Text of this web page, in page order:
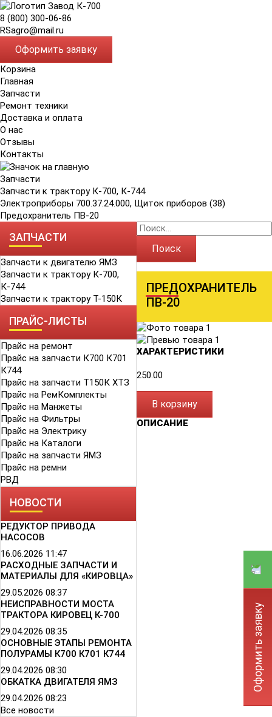
8 (800) 300-06-86
RSagro@mail.ru
Оформить заявку
Корзина
Главная
Запчасти
Ремонт техники
Доставка и оплата
О нас
Отзывы
Контакты
Запчасти
Запчасти к трактору К-700, К-744
Электроприборы 700.37.24.000, Щиток приборов (38)
Предохранитель ПВ-20
ЗАПЧАСТИ
Запчасти к двигателю ЯМЗ
Запчасти к трактору К-700,
К-744
Запчасти к трактору Т-150К
ПРАЙС-ЛИСТЫ
Прайс на ремонт
Прайс на запчасти К700 К701
К744
Прайс на запчасти Т150К ХТЗ
Прайс на РемКомплекты
Прайс на Манжеты
Прайс на Фильтры
Прайс на Электрику
Прайс на Каталоги
Прайс на запчасти ЯМЗ
Прайс на ремни
РВД
НОВОСТИ
РЕДУКТОР ПРИВОДА
НАСОСОВ
16.06.2026 11:47
РАСХОДНЫЕ ЗАПЧАСТИ И
МАТЕРИАЛЫ ДЛЯ «КИРОВЦА»
29.05.2026 08:37
НЕИСПРАВНОСТИ МОСТА
ТРАКТОРА КИРОВЕЦ К-700
29.04.2026 08:35
ОСНОВНЫЕ ЭТАПЫ РЕМОНТА
ПОЛУРАМЫ К700 К701 К744
29.04.2026 08:30
ОБКАТКА ДВИГАТЕЛЯ ЯМЗ
29.04.2026 08:23
Все новости
Поиск
ПРЕДОХРАНИТЕЛЬ
ПВ-20
ХАРАКТЕРИСТИКИ
250.00
В корзину
ОПИСАНИЕ
Оформить заявку